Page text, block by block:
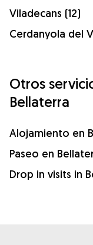
Viladecans (12)
Cerdanyola del
Otros
Bellaterra
Alojamiento en
Paseo en
Drop in visits in